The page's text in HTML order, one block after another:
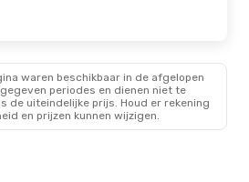
waren beschikbaar in de afgelopen
periodes en dienen niet te
de uiteindelijke prijs. Houd er rekening
en prijzen kunnen wijzigen.